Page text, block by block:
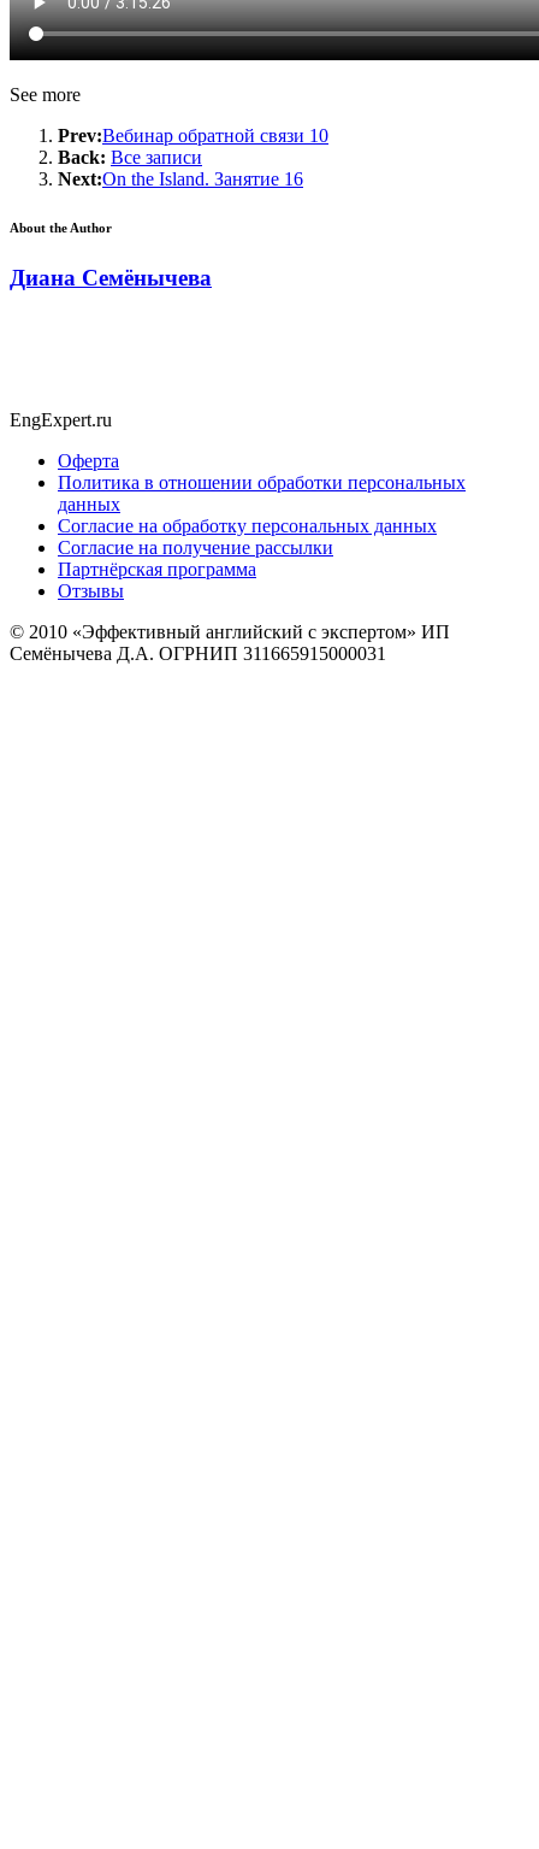
See more
Prev:Вебинар обратной связи 10
Back: Все записи
Next:On the Island. Занятие 16
About the Author
Диана Семёнычева
EngExpert.ru
Оферта
Политика в отношении обработки персональных
данных
Согласие на обработку персональных данных
Согласие на получение рассылки
Партнёрская программа
Отзывы
© 2010 «Эффективный английский с экспертом» ИП
Семёнычева Д.А. ОГРНИП 311665915000031